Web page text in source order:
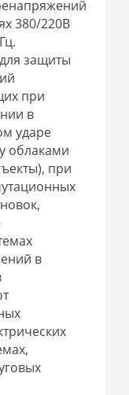
380/220В
защиты
при
в
ударе
облаками
при
в